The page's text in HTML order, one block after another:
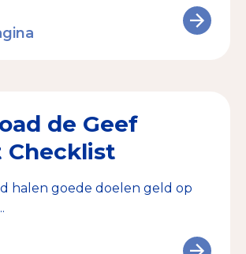
de Geef
Checklist
halen goede doelen geld op